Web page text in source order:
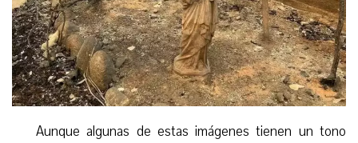
Aunque algunas de estas imágenes tienen un tono